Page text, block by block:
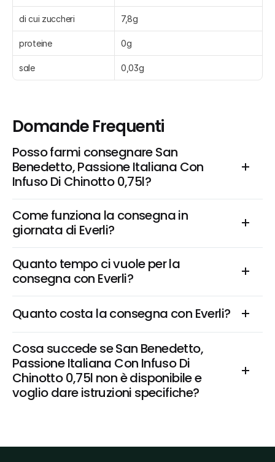
di cui zuccheri 7,8g
proteine 0g
sale 0,03g
Domande Frequenti
Posso farmi consegnare San
Benedetto, Passione Italiana Con
Infuso Di Chinotto 0,75l?
Come funziona la consegna in
giornata di Everli?
Quanto tempo ci vuole per la
consegna con Everli?
Quanto costa la consegna con Everli?
Cosa succede se San Benedetto,
Passione Italiana Con Infuso Di
Chinotto 0,75l non è disponibile e
voglio dare istruzioni specifiche?